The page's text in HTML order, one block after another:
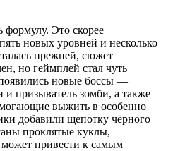
формулу. Это скорее
новых уровней и несколько
прежней, сюжет
но геймплей стал чуть
новые боссы —
призыватель зомби, а также
выжить в особенно
добавили щепотку чёрного
проклятые куклы,
привести к самым